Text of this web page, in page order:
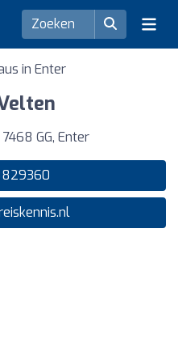
in Enter
GG, Enter